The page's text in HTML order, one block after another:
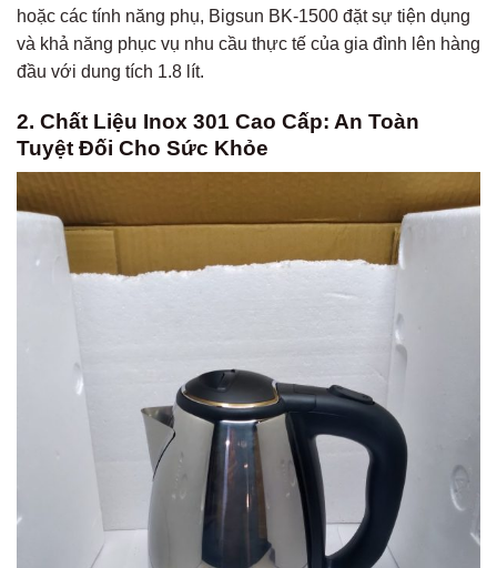
hoặc các tính năng phụ, Bigsun BK-1500 đặt sự tiện dụng
và khả năng phục vụ nhu cầu thực tế của gia đình lên hàng
đầu với dung tích 1.8 lít.
2. Chất Liệu Inox 301 Cao Cấp: An Toàn
Tuyệt Đối Cho Sức Khỏe